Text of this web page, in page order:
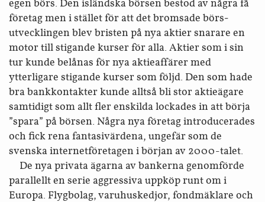
egen börs. Den isländska börsen bestod av några få
företag men i stället för att det bromsade börs­
utvecklingen blev bristen på nya aktier snarare en
motor till stigande kurser för alla. Aktier som i sin
tur kunde belånas för nya aktie­affärer med
ytterligare stigande kurser som följd. Den som hade
bra bank­kontakter kunde alltså bli stor aktie­ägare
samtidigt som allt fler enskilda lockades in att börja
”spara” på börsen. Några nya företag introducerades
och fick rena fantasivärdena, ungefär som de
svenska internet­företagen i början av 2000-talet.
De nya privata ägarna av bankerna genomförde
parallellt en serie aggressiva uppköp runt om i
Europa. Flygbolag, varuhus­kedjor, fond­mäklare och